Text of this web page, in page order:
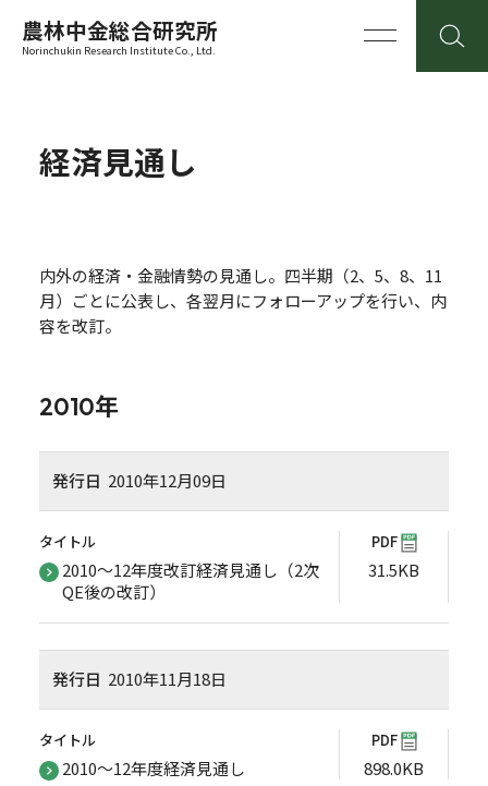
農林中金総合研究所
Norinchukin Research Institute Co., Ltd.
経済見通し
内外の経済・金融情勢の見通し。四半期（2、5、8、11
月）ごとに公表し、各翌月にフォローアップを行い、内
容を改訂。
2010年
発行日 2010年12月09日
タイトル
2010～12年度改訂経済見通し（2次
QE後の改訂）
PDF
31.5KB
発行日 2010年11月18日
タイトル
2010～12年度経済見通し
PDF
898.0KB